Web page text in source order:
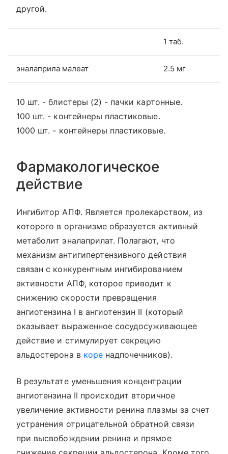
другой.
1 таб.
эналаприла малеат 2.5 мг
10 шт. - блистеры (2) - пачки картонные.
100 шт. - контейнеры пластиковые.
1000 шт. - контейнеры пластиковые.
Фармакологическое
действие
Ингибитор АПФ. Является пролекарством, из
которого в организме образуется активный
метаболит эналаприлат. Полагают, что
механизм антигипертензивного действия
связан с конкурентным ингибированием
активности АПФ, которое приводит к
снижению скорости превращения
ангиотензина I в ангиотензин II (который
оказывает выраженное сосудосуживающее
действие и стимулирует секрецию
альдостерона в коренадпочечников).
В результате уменьшения концентрации
ангиотензина II происходит вторичное
увеличение активности ренина плазмы за счет
устранения отрицательной обратной связи
при высвобождении ренина и прямое